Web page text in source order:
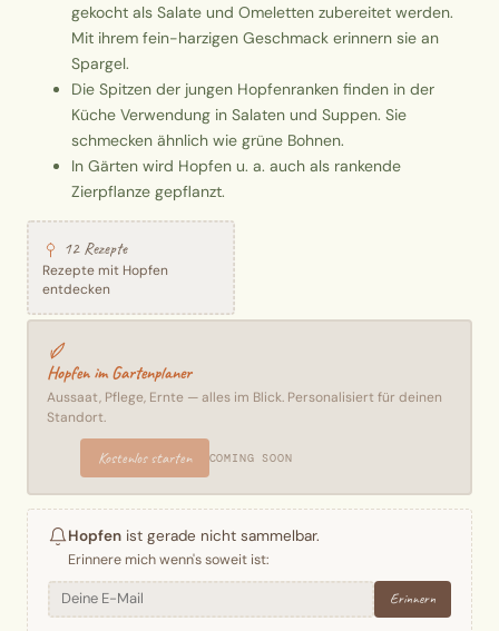
gekocht als Salate und Omeletten zubereitet werden.
Mit ihrem fein-harzigen Geschmack erinnern sie an
Spargel.
Die Spitzen der jungen Hopfenranken finden in der
Küche Verwendung in Salaten und Suppen. Sie
schmecken ähnlich wie grüne Bohnen.
In Gärten wird Hopfen u. a. auch als rankende
Zierpflanze gepflanzt.
12 Rezepte
Rezepte mit Hopfen
entdecken
Hopfen im Gartenplaner
Aussaat, Pflege, Ernte — alles im Blick. Personalisiert für deinen
Standort.
Kostenlos starten COMING SOON
Hopfen ist gerade nicht sammelbar.
Erinnere mich wenn's soweit ist:
Erinnern